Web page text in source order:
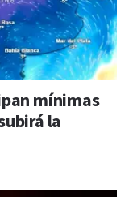
mínimas
la